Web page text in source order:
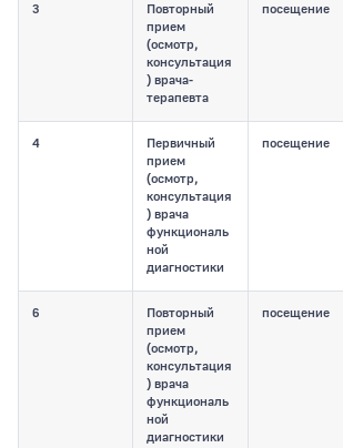
3
Повторный
прием
(осмотр,
консультация
) врача-
терапевта
посещение
4
Первичный
прием
(осмотр,
консультация
) врача
функциональ
ной
диагностики
посещение
6
Повторный
прием
(осмотр,
консультация
) врача
функциональ
ной
диагностики
посещение